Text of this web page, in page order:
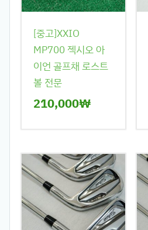
[중고]XXIO
MP700 젝시오 아
이언 골프채 로스트
볼 전문
210,000₩